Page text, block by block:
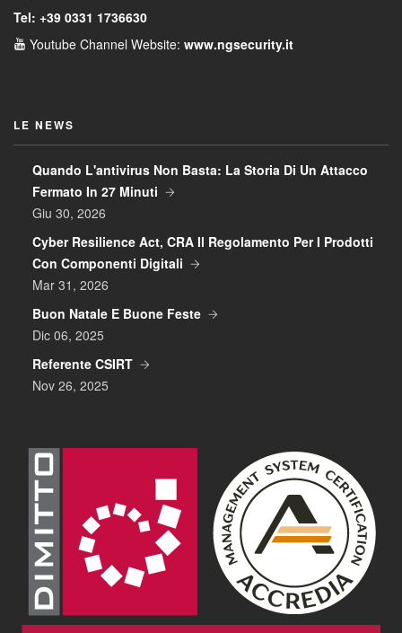
Tel: +39 0331 1736630
Youtube Channel Website: www.ngsecurity.it
LE NEWS
Quando L'antivirus Non Basta: La Storia Di Un Attacco
Fermato In 27 Minuti
Giu 30, 2026
Cyber Resilience Act, CRA Il Regolamento Per I Prodotti
Con Componenti Digitali
Mar 31, 2026
Buon Natale E Buone Feste
Dic 06, 2025
Referente CSIRT
Nov 26, 2025